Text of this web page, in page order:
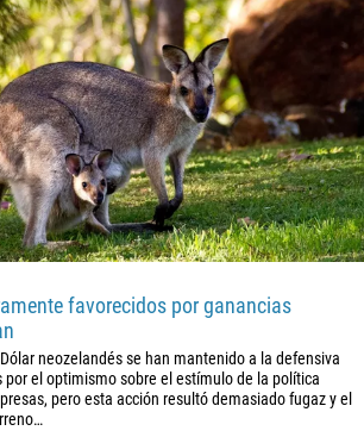
favorecidos por ganancias
neozelandés se han mantenido a la defensiva
por el optimismo sobre el estímulo de la política
pero esta acción resultó demasiado fugaz y el